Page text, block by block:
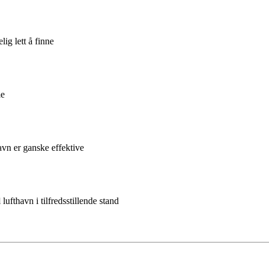
lett å finne
er ganske effektive
i tilfredsstillende stand